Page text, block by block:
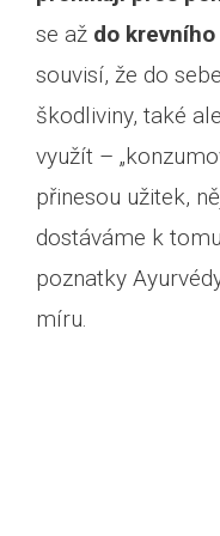
se až do
souvisí, že do
škodliviny, také
využít –
přinesou užitek,
dostáváme k
poznatky
míru.